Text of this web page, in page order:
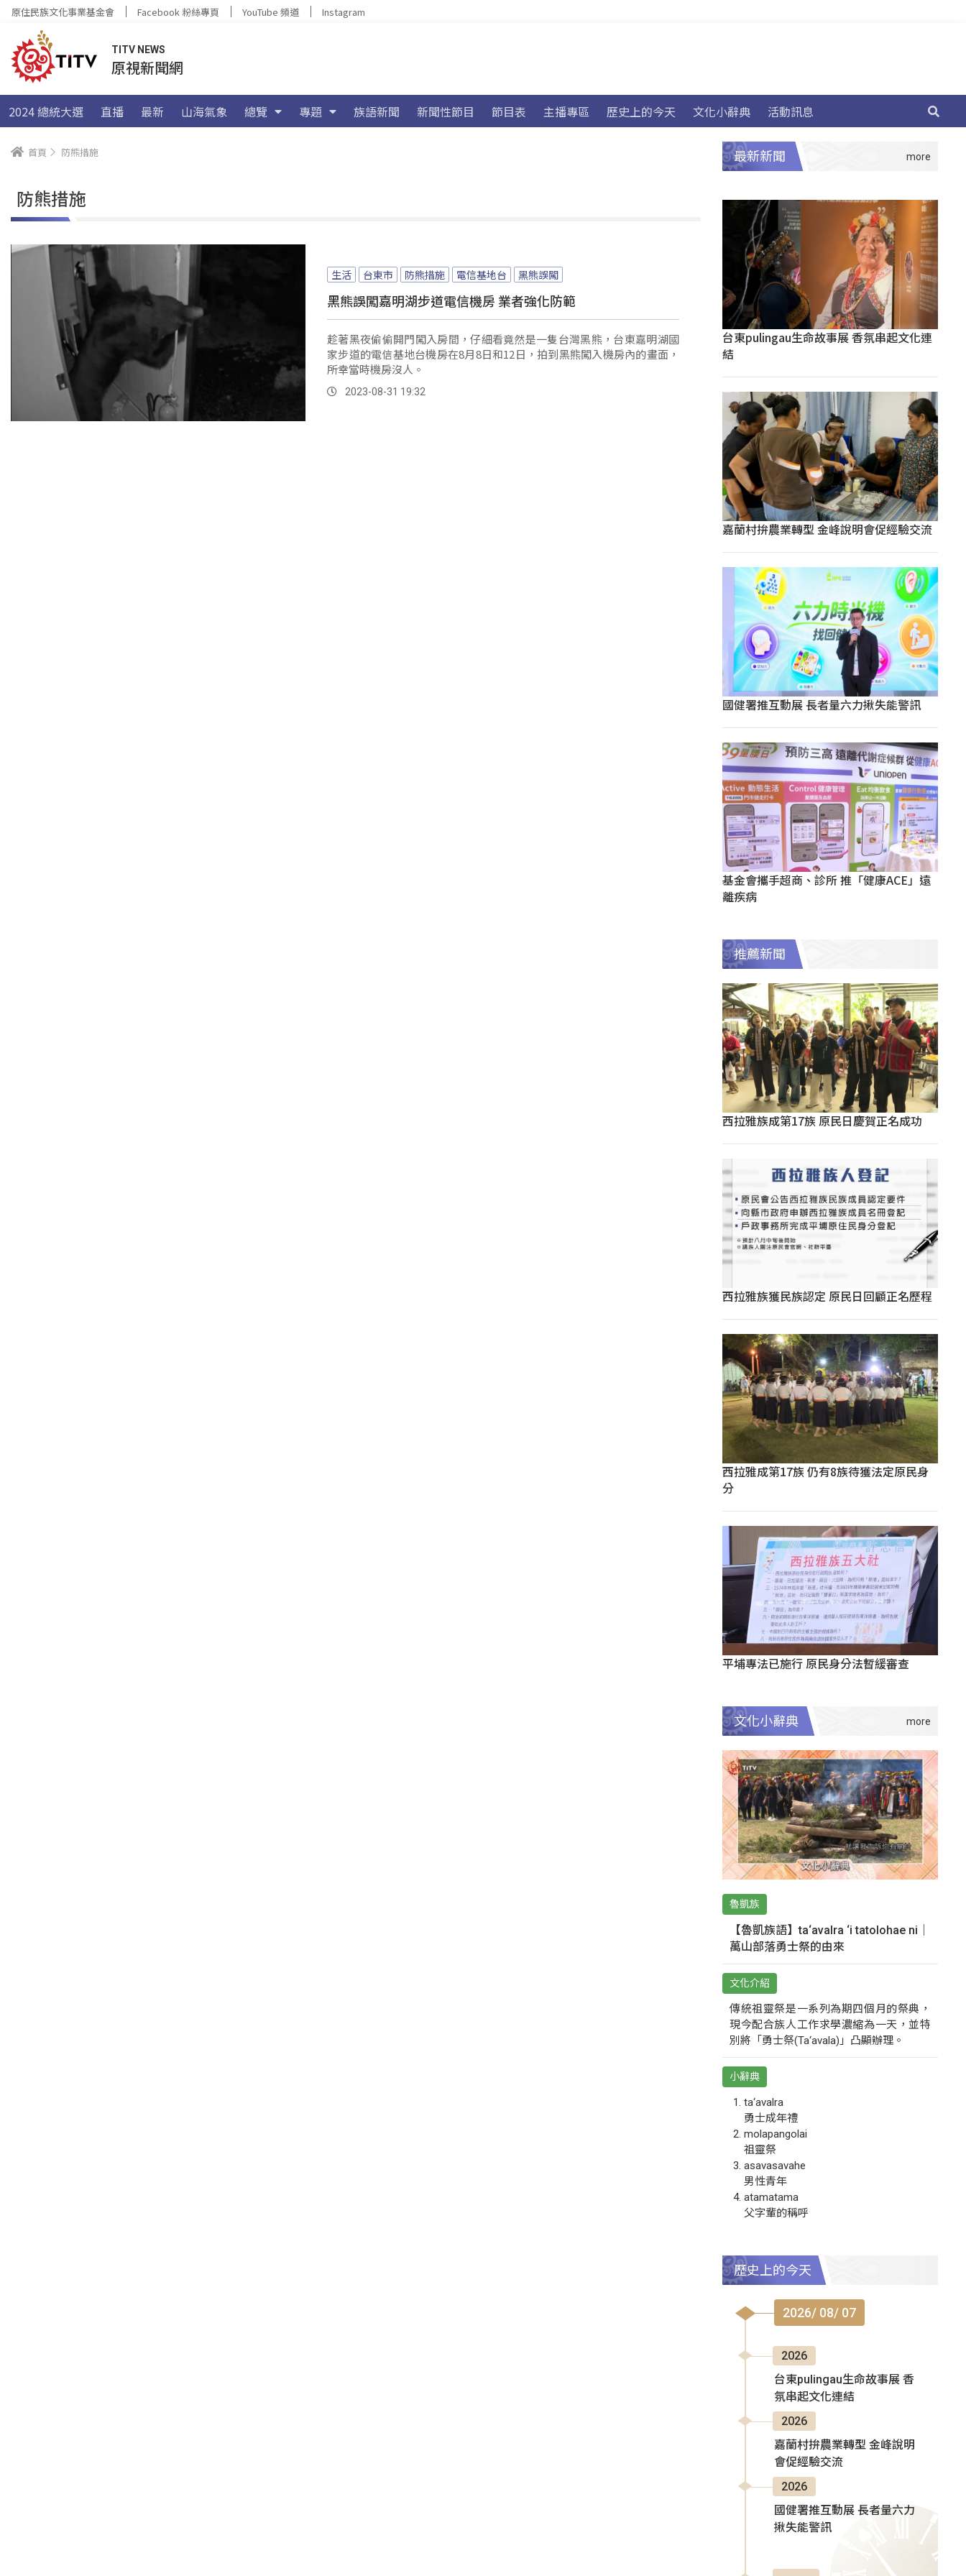
原住民族文化事業基金會 Facebook 粉絲專頁 YouTube 頻道 Instagram
TITV NEWS
原視新聞網
2024 總統大選 直播 最新 山海氣象 總覽 專題 族語新聞 新聞性節目 節目表 主播專區 歷史上的今天 文化小辭典 活動訊息
首頁 防熊措施
防熊措施
生活 台東市 防熊措施 電信基地台 黑熊誤闖
黑熊誤闖嘉明湖步道電信機房 業者強化防範
趁著黑夜偷偷開門闖入房間，仔細看竟然是一隻台灣黑熊，台東嘉明湖國
家步道的電信基地台機房在8月8日和12日，拍到黑熊闖入機房內的畫面，
所幸當時機房沒人。
2023-08-31 19:32
最新新聞
台東pulingau生命故事展 香氛串起文化連
結
嘉蘭村拚農業轉型 金峰說明會促經驗交流
國健署推互動展 長者量六力揪失能警訊
基金會攜手超商、診所 推「健康ACE」遠
離疾病
推薦新聞
西拉雅族成第17族 原民日慶賀正名成功
西拉雅族獲民族認定 原民日回顧正名歷程
西拉雅成第17族 仍有8族待獲法定原民身
分
平埔專法已施行 原民身分法暫緩審查
文化小辭典
魯凱族
【魯凱族語】ta‘avalra ‘i tatolohae ni｜
萬山部落勇士祭的由來
文化介紹
傳統祖靈祭是一系列為期四個月的祭典，
現今配合族人工作求學濃縮為一天，並特
別將「勇士祭(Ta‘avala)」凸顯辦理。
小辭典
ta‘avalra
勇士成年禮
molapangolai
祖靈祭
asavasavahe
男性青年
atamatama
父字輩的稱呼
歷史上的今天
2026/ 08/ 07
2026
台東pulingau生命故事展 香
氛串起文化連結
2026
嘉蘭村拚農業轉型 金峰說明
會促經驗交流
2026
國健署推互動展 長者量六力
揪失能警訊